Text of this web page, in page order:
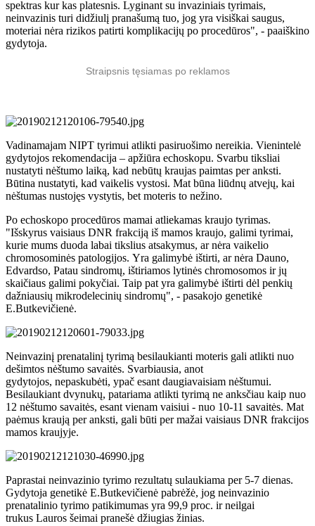
spektras kur kas platesnis. Lyginant su invaziniais tyrimais,
neinvazinis turi didžiulį pranašumą tuo, jog yra visiškai saugus,
moteriai nėra rizikos patirti komplikacijų po procedūros", - paaiškino
gydytoja.
Straipsnis tęsiamas po reklamos
Vadinamajam NIPT tyrimui atlikti pasiruošimo nereikia. Vienintelė
gydytojos rekomendacija – apžiūra echoskopu. Svarbu tiksliai
nustatyti nėštumo laiką, kad nebūtų kraujas paimtas per anksti.
Būtina nustatyti, kad vaikelis vystosi. Mat būna liūdnų atvejų, kai
nėštumas nustojęs vystytis, bet moteris to nežino.
Po echoskopo procedūros mamai atliekamas kraujo tyrimas.
"Išskyrus vaisiaus DNR frakciją iš mamos kraujo, galimi tyrimai,
kurie mums duoda labai tikslius atsakymus, ar nėra vaikelio
chromosominės patologijos. Yra galimybė ištirti, ar nėra Dauno,
Edvardso, Patau sindromų, ištiriamos lytinės chromosomos ir jų
skaičiaus galimi pokyčiai. Taip pat yra galimybė ištirti dėl penkių
dažniausių mikrodelecinių sindromų", - pasakojo genetikė
E.Butkevičienė.
Neinvazinį prenatalinį tyrimą besilaukianti moteris gali atlikti nuo
dešimtos nėštumo savaitės. Svarbiausia, anot
gydytojos, nepaskubėti, ypač esant daugiavaisiam nėštumui.
Besilaukiant dvynukų, patariama atlikti tyrimą ne anksčiau kaip nuo
12 nėštumo savaitės, esant vienam vaisiui - nuo 10-11 savaitės. Mat
paėmus kraują per anksti, gali būti per mažai vaisiaus DNR frakcijos
mamos kraujyje.
Paprastai neinvazinio tyrimo rezultatų sulaukiama per 5-7 dienas.
Gydytoja genetikė E.Butkevičienė pabrėžė, jog neinvazinio
prenatalinio tyrimo patikimumas yra 99,9 proc. ir neilgai
trukus Lauros šeimai pranešė džiugias žinias.